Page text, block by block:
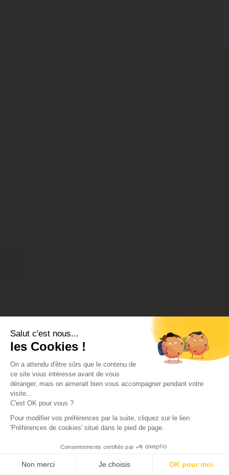
Salut c'est nous...
les Cookies !
On a attendu d'être sûrs que le contenu de
ce site vous intéresse avant de vous
déranger, mais on aimerait bien vous accompagner pendant votre
visite...
C'est OK pour vous ?
Pour modifier vos préférences par la suite, cliquez sur le lien
'Préférences de cookies' situé dans le pied de page.
Consentements certifiés par
Non merci Je choisis OK pour moi